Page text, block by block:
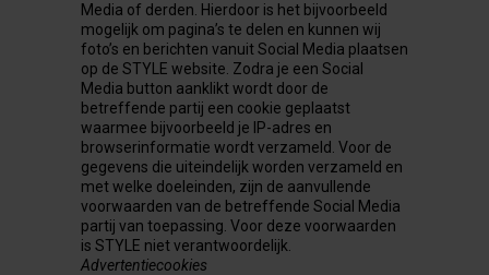
Media of derden. Hierdoor is het bijvoorbeeld
mogelijk om pagina’s te delen en kunnen wij
foto’s en berichten vanuit Social Media plaatsen
op de STYLE website. Zodra je een Social
Media button aanklikt wordt door de
betreffende partij een cookie geplaatst
waarmee bijvoorbeeld je IP-adres en
browserinformatie wordt verzameld. Voor de
gegevens die uiteindelijk worden verzameld en
met welke doeleinden, zijn de aanvullende
voorwaarden van de betreffende Social Media
partij van toepassing. Voor deze voorwaarden
is STYLE niet verantwoordelijk.
Advertentiecookies